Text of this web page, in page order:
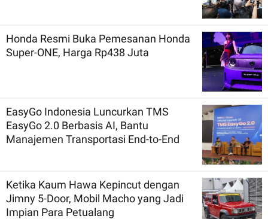
Honda Resmi Buka Pemesanan Honda
Super-ONE, Harga Rp438 Juta
EasyGo Indonesia Luncurkan TMS
EasyGo 2.0 Berbasis AI, Bantu
Manajemen Transportasi End-to-End
Ketika Kaum Hawa Kepincut dengan
Jimny 5-Door, Mobil Macho yang Jadi
Impian Para Petualang